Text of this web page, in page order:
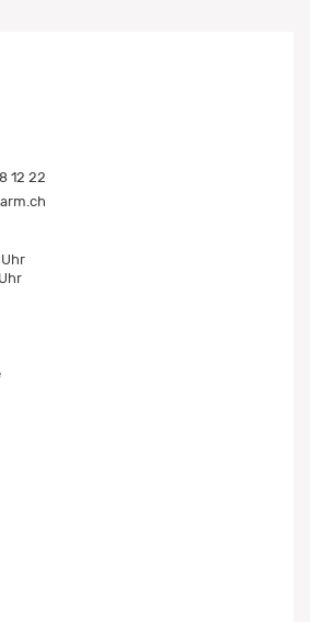
12 22